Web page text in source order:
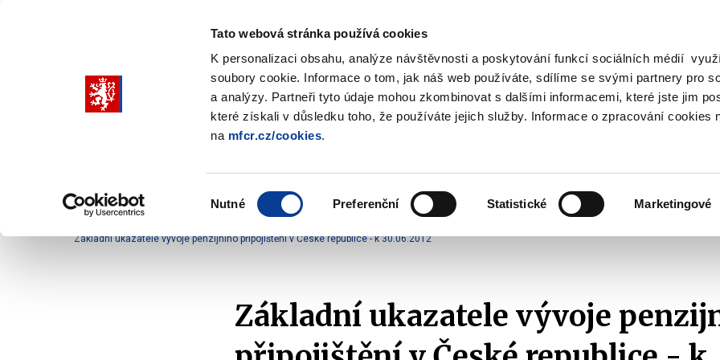
Tato webová stránka používá cookies
K personalizaci obsahu, analýze návštěvnosti a poskytování funkcí sociálních médií
soubory cookie. Informace o tom, jak náš web používáte, sdílíme se svými partnery pro
a analýzy. Partneři tyto údaje mohou zkombinovat s dalšími informacemi, které jste jim
které získali v důsledku toho, že používáte jejich služby. Informace o zpracování cookies
na mfcr.cz/cookies.
Nutné Preferenční Statistické Marketingové
Vyhledat
submenu
submenu
politika
submenu
submenu
účetnictví
Soukromé penzijní systémy III. pilíř - Doplňkové penzijní spoření a penzijní připojištění Vývoj
Základní ukazatele vývoje penzijního připojištění v České republice - k 30.06.2012
Základní ukazatele vývoje